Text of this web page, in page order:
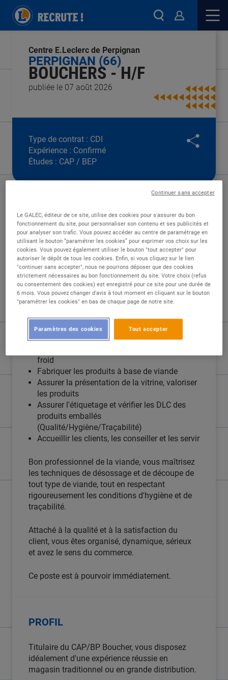
publiée le 07 août 2026
BOUCHERS - H/F
PERPIGNAN (66)
Centre E.Leclerc de Perpignan
Type de contrat : CDI
Expérience : Confirmé
Études : CAP / BEP
DESCRIPTION
Le centre E. LECLERC Perpignan Polygone
8800 m2 recherche un/une Boucher LS et
Boucher Trad.
Sous la responsabilité du responsable, vous
Découper et préparer les produits pour la
froid
Fabriquer les produits à base de viande
Assurer la présentation de la vitrine, valoriser
les produits
Assurer l'étiquetage et vérifier les DLC des
produits emballés
(Qualité/Hygiène/Traçabilité)
Accueillir les clients, les conseiller et les servir
Bon professionnel de la viande, vous maîtrisez
les techniques de désossage et de découpe de
tout type de viande, tout en respectant
rigoureusement les conditions d'hygiène et de
traçabilité.
Attaché à la qualité et à la satisfaction du
client, vous êtes organisé, dynamique, sérieux
et avez le sens du commerce.
Ce poste est à pourvoir immédiatement.
PROFIL
Titulaire du CAP/BP Boucher, vous disposez
idéalement d'une expérience réussie en
magasin traditionnel ou en grande distribution.
Le GALEC, éditeur de ce site, utilise des cookies pour s'assurer du bon
fonctionnement du site, pour personnaliser son contenu et ses publicités et
pour analyser son trafic. Vous pouvez accéder au centre de paramétrage en
utilisant le bouton “paramétrer les cookies” pour exprimer vos choix sur les
cookies. Vous pouvez également utiliser le bouton "tout accepter" pour
autoriser le dépôt de tous les cookies. Enfin, si vous cliquez sur le lien
"continuer sans accepter", nous ne pourrons déposer que des cookies
strictement nécessaires au bon fonctionnement du site. Votre choix (refus
ou consentement des cookies) est enregistré pour ce site pour une durée de
6 mois. Vous pouvez changer d'avis à tout moment en cliquant sur le bouton
"paramétrer les cookies" en bas de chaque page de notre site.
Tout accepter
Paramètres des cookies
Continuer sans accepter